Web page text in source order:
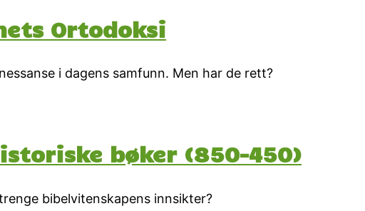
Ortodoksi
i dagens samfunn. Men har de rett?
bøker (850-450)
bibelvitenskapens innsikter?